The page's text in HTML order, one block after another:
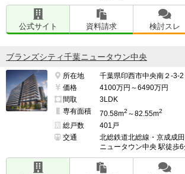
警備員が夜でも巡回しているので怪しい
けてくれる。
セキュリティはあるものの、住人にくっ
事は可能なので部外者でも入り込めてし
管理面で良い点、気になる点
公式サイト 資料請求 検討スレ
ブランズシティ千葉ニュータウン中央
所在地
千葉県印西市中央南２-3-2
価格
4100万円～6490万円
間取
3LDK
専有面積
70.58m2 ～82.55m2
総戸数
401戸
交通
北総鉄道北総線・京成成
ニュータウン中央 駅徒歩